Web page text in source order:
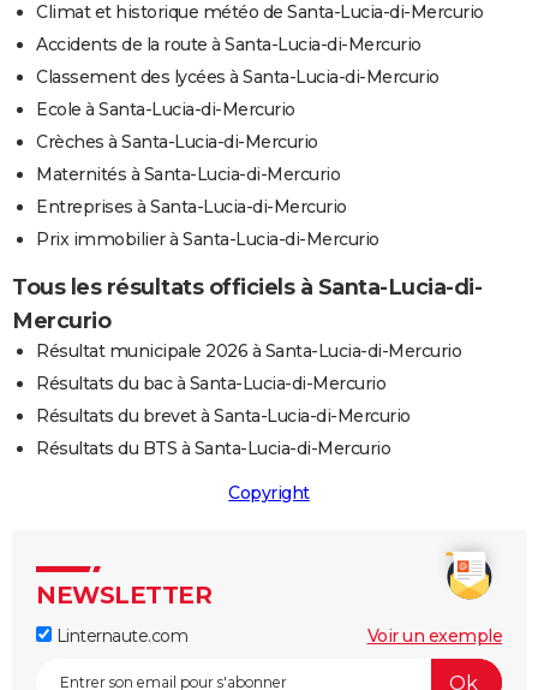
Climat et historique météo de Santa-Lucia-di-Mercurio
Accidents de la route à Santa-Lucia-di-Mercurio
Classement des lycées à Santa-Lucia-di-Mercurio
Ecole à Santa-Lucia-di-Mercurio
Crèches à Santa-Lucia-di-Mercurio
Maternités à Santa-Lucia-di-Mercurio
Entreprises à Santa-Lucia-di-Mercurio
Prix immobilier à Santa-Lucia-di-Mercurio
Tous les résultats officiels à Santa-Lucia-di-
Mercurio
Résultat municipale 2026 à Santa-Lucia-di-Mercurio
Résultats du bac à Santa-Lucia-di-Mercurio
Résultats du brevet à Santa-Lucia-di-Mercurio
Résultats du BTS à Santa-Lucia-di-Mercurio
Copyright
NEWSLETTER
Linternaute.com Voir un exemple